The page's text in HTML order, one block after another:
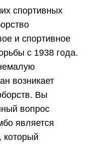
спортивных
и спортивное
с 1938 года.
возникает
Вы
вопрос
является
который